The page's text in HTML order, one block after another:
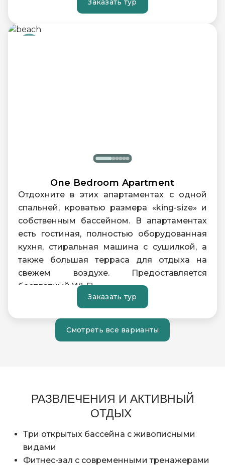
подарок. Среди прочих удобств — сейф и
рассчитан на двух человек, что делает его
Кофемашина эспрессо
Заказать тур
One Bedroom Apartment
Отдохните в этих апартаментах с одной
спальней, кроватью размера «king-size» и
собственным бассейном. В апартаментах
есть гостиная, полностью оборудованная
кухня, стиральная машина с сушилкой, а
также большая терраса для отдыха на
свежем воздухе. Предоставляется
бесплатный Wi-Fi.
Максимальное размещение: 3 человека
Заказать тур
Смотреть все варианты
РАЗВЛЕЧЕНИЯ И АКТИВНЫЙ
ОТДЫХ
Три открытых бассейна с живописными
видами
Фитнес-зал с современными тренажерами